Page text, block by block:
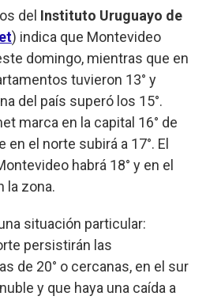
del Instituto Uruguayo de
) indica que Montevideo
domingo, mientras que en
tuvieron 13° y
del país superó los 15°.
marca en la capital 16° de
el norte subirá a 17°. El
habrá 18° y en el
la zona.
situación particular:
persistirán las
de 20° o cercanas, en el sur
y que haya una caída a